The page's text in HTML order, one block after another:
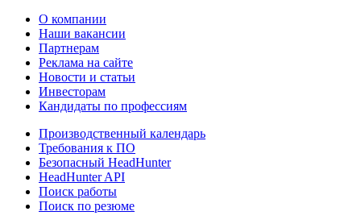
О компании
Наши вакансии
Партнерам
Реклама на сайте
Новости и статьи
Инвесторам
Кандидаты по профессиям
Производственный календарь
Требования к ПО
Безопасный HeadHunter
HeadHunter API
Поиск работы
Поиск по резюме